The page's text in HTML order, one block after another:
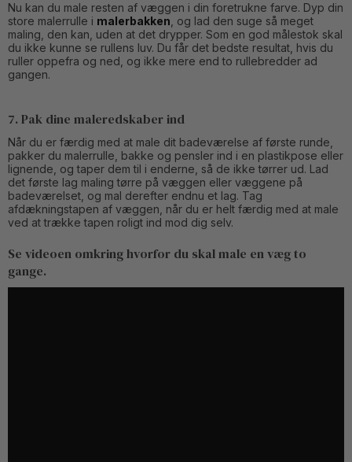
Nu kan du male resten af væggen i din foretrukne farve. Dyp din
store malerrulle i malerbakken , og lad den suge så meget
maling, den kan, uden at det drypper. Som en god målestok skal
du ikke kunne se rullens luv. Du får det bedste resultat, hvis du
ruller oppefra og ned, og ikke mere end to rullebredder ad
gangen.
7. Pak dine maleredskaber ind
Når du er færdig med at male dit badeværelse af første runde,
pakker du malerrulle, bakke og pensler ind i en plastikpose eller
lignende, og taper dem til i enderne, så de ikke tørrer ud. Lad
det første lag maling tørre på væggen eller væggene på
badeværelset, og mal derefter endnu et lag. Tag
afdækningstapen af væggen, når du er helt færdig med at male
ved at trække tapen roligt ind mod dig selv.
Se videoen omkring hvorfor du skal male en væg to
gange.